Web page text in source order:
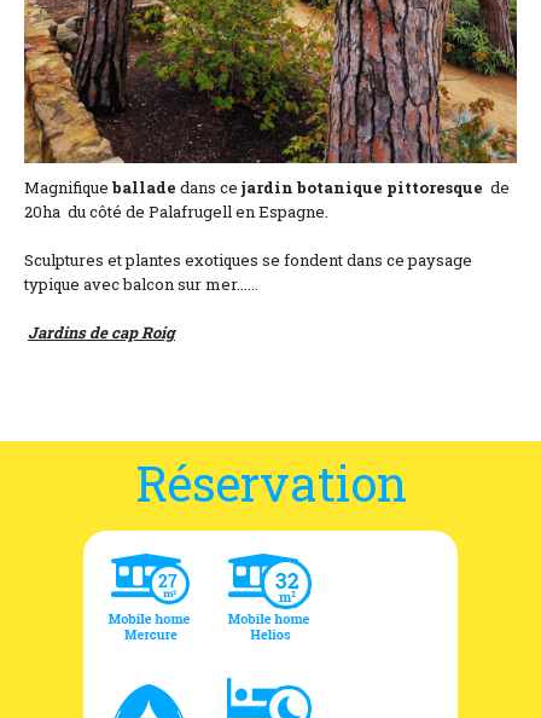
Magnifique ballade dans ce jardin botanique pittoresque de
20ha du côté de Palafrugell en Espagne.
Sculptures et plantes exotiques se fondent dans ce paysage
typique avec balcon sur mer......
Jardins de cap Roig
Réservation